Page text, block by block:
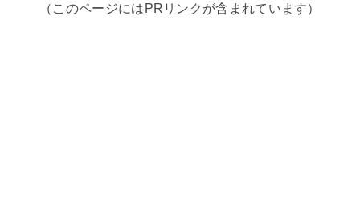
（このページにはPRリンクが含まれています）